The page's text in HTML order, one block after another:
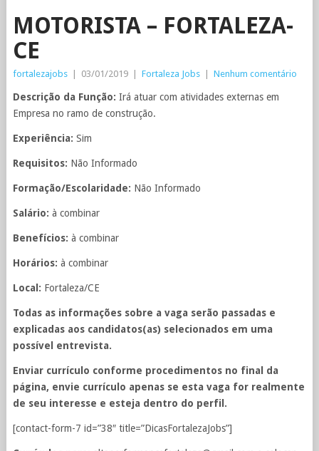
MOTORISTA – FORTALEZA-
CE
fortalezajobs 03/01/2019 Fortaleza Jobs Nenhum comentário
Descrição da Função: Irá atuar com atividades externas em
Empresa no ramo de construção.
Experiência: Sim
Requisitos: Não Informado
Formação/Escolaridade: Não Informado
Salário: à combinar
Benefícios: à combinar
Horários: à combinar
Local: Fortaleza/CE
Todas as informações sobre a vaga serão passadas e
explicadas aos candidatos(as) selecionados em uma
possível entrevista.
Enviar currículo conforme procedimentos no final da
página, envie currículo apenas se esta vaga for realmente
de seu interesse e esteja dentro do perfil.
[contact-form-7 id=”38″ title=”DicasFortalezaJobs”]